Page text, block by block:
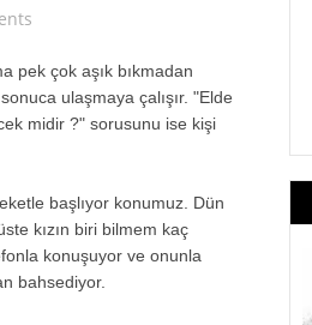
pek çok aşık bıkmadan
ulaşmaya çalışır. "Elde
midir ?" sorusunu ise kişi
başlıyor konumuz. Dün
kızın biri bilmem kaç
konuşuyor ve onunla
bahsediyor.